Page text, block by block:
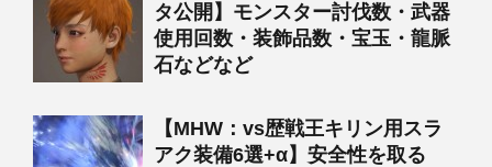
タ公開】モンスター討伐数・武器
使用回数・装飾品数・宝玉・龍脈
石などなど
【MHW：vs歴戦王キリン用スラ
アク装備6選+α】安全性を取る